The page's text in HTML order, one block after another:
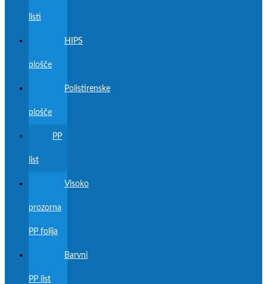
listi
HIPS
plošče
Polistirenske
plošče
PP
list
Visoko
prozorna
PP folija
Barvni
PP list